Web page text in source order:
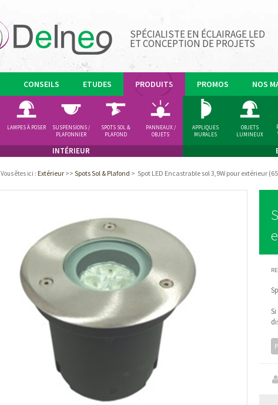
SPÉCIALISTE EN ÉCLAIRAGE LED
ET CONCEPTION DE PROJETS
CONSEILS ETUDES PRODUITS PROMOS NOS
INTÉRIEUR
LAMPES À POSER
SUSPENSIONS /
PLAFONNIER
SPOTS SOL &
PLAFOND
PANNEAUX /
OBJETS
APPLIQUES
MURALES
OBJETS
LUMINEUX
Vous êtes ici : Extérieur >> Spots Sol & Plafond > Spot LED Encastrable sol 3,9W pour extérieur